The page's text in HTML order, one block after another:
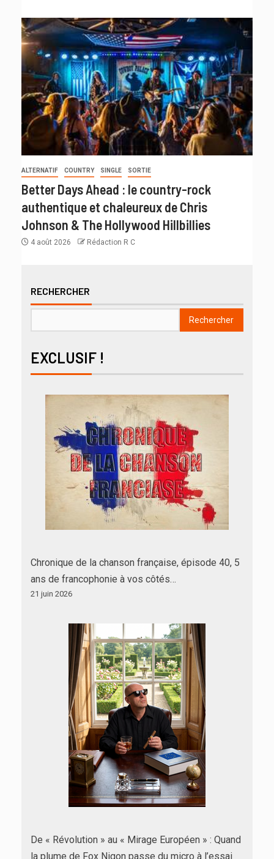
ALTERNATIF COUNTRY SINGLE SORTIE
Better Days Ahead : le country-rock
authentique et chaleureux de Chris
Johnson & The Hollywood Hillbillies
4 août 2026 Rédaction R C
RECHERCHER
Rechercher
EXCLUSIF !
Chronique de la chanson française, épisode 40, 5
ans de francophonie à vos côtés…
21 juin 2026
De « Révolution » au « Mirage Européen » : Quand
la plume de Fox Nigon passe du micro à l’essai